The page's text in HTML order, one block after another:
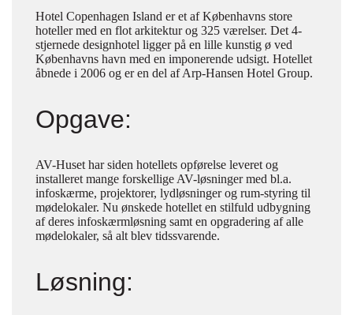
Hotel Copenhagen Island er et af Københavns store
hoteller med en flot arkitektur og 325 værelser. Det 4-
stjernede designhotel ligger på en lille kunstig ø ved
Københavns havn med en imponerende udsigt. Hotellet
åbnede i 2006 og er en del af Arp-Hansen Hotel Group.
Opgave:
AV-Huset har siden hotellets opførelse leveret og
installeret mange forskellige AV-løsninger med bl.a.
infoskærme, projektorer, lydløsninger og rum-styring til
mødelokaler. Nu ønskede hotellet en stilfuld udbygning
af deres infoskærmløsning samt en opgradering af alle
mødelokaler, så alt blev tidssvarende.
Løsning: